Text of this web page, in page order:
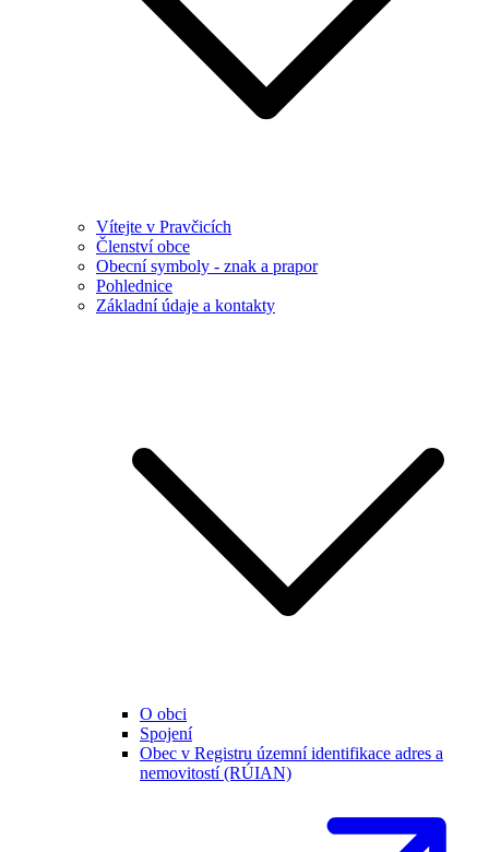
Vítejte v Pravčicích
Členství obce
Obecní symboly - znak a prapor
Pohlednice
Základní údaje a kontakty
O obci
Spojení
Obec v Registru územní identifikace adres a
nemovitostí (RÚIAN)